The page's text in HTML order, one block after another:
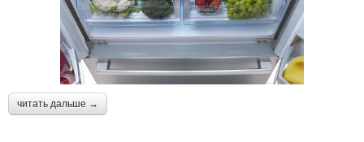
читать дальше →